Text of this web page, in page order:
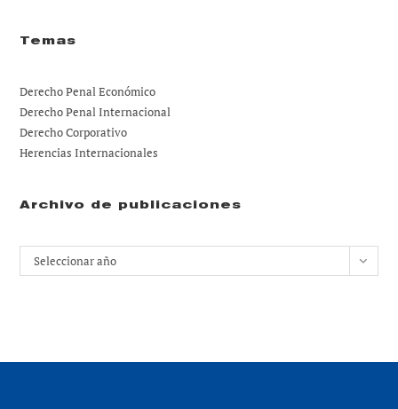
Temas
Derecho Penal Económico
Derecho Penal Internacional
Derecho Corporativo
Herencias Internacionales
Archivo de publicaciones
Archivos
Seleccionar año